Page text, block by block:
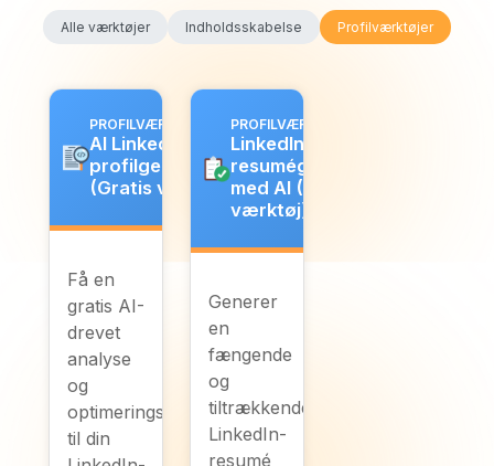
Alle værktøjer Indholdsskabelse Profilværktøjer
PROFILVÆRKTØJER
AI LinkedIn
profilgennemgang
(Gratis værktøj)
Få en
gratis AI-
drevet
analyse
og
optimeringstips
til din
PROFILVÆRKTØJER
LinkedIn
resumégenerator
med AI (Gratis
værktøj)
Generer
en
fængende
og
tiltrækkende
LinkedIn-
resumé